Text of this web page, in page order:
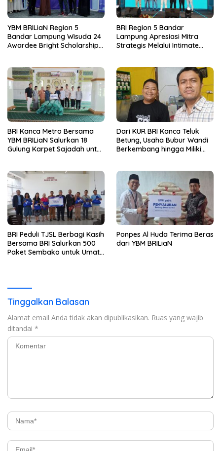
YBM BRILiaN Region 5
Bandar Lampung Wisuda 24
Awardee Bright Scholarship
BRI Region 5 Bandar
Lampung Apresiasi Mitra
Strategis Melalui Intimate
Ride
BRI Kanca Metro Bersama
YBM BRILiaN Salurkan 18
Gulung Karpet Sajadah untuk
Dari KUR BRI Kanca Teluk
Betung, Usaha Bubur Wandi
Berkembang hingga Miliki
BRI Peduli TJSL Berbagi Kasih
Bersama BRI Salurkan 500
Paket Sembako untuk Umat
Ponpes Al Huda Terima Beras
dari YBM BRILiaN
Tinggalkan Balasan
Alamat email Anda tidak akan dipublikasikan. Ruas yang wajib
ditandai *